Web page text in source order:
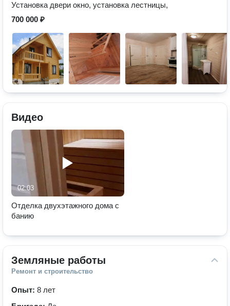
Установка двери окно, установка лестницы,
700 000 ₽
Видео
02:03
Отделка двухэтажного дома с
банию
Земляные работы
Ремонт и строительство
Опыт: 8 лет